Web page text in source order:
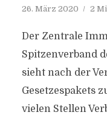
26. März 2020 2
Der Zentrale
Spitzenverband
sieht nach der
Gesetzespakets
vielen Stellen